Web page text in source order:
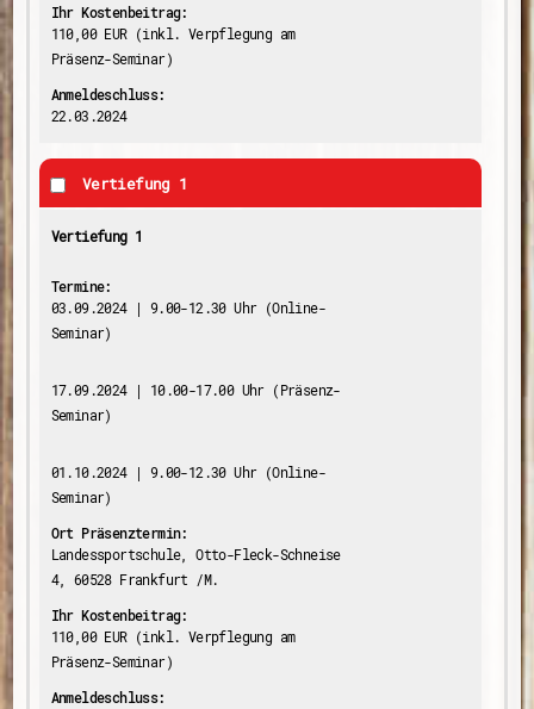
Ihr Kostenbeitrag:
110,00 EUR (inkl. Verpflegung am
Präsenz-Seminar)
Anmeldeschluss:
22.03.2024
Vertiefung 1
Vertiefung 1
Termine:
03.09.2024 | 9.00-12.30 Uhr (Online-
Seminar)
17.09.2024 | 10.00-17.00 Uhr (Präsenz-
Seminar)
01.10.2024 | 9.00-12.30 Uhr (Online-
Seminar)
Ort Präsenztermin:
Landessportschule, Otto-Fleck-Schneise
4, 60528 Frankfurt /M.
Ihr Kostenbeitrag:
110,00 EUR (inkl. Verpflegung am
Präsenz-Seminar)
Anmeldeschluss: